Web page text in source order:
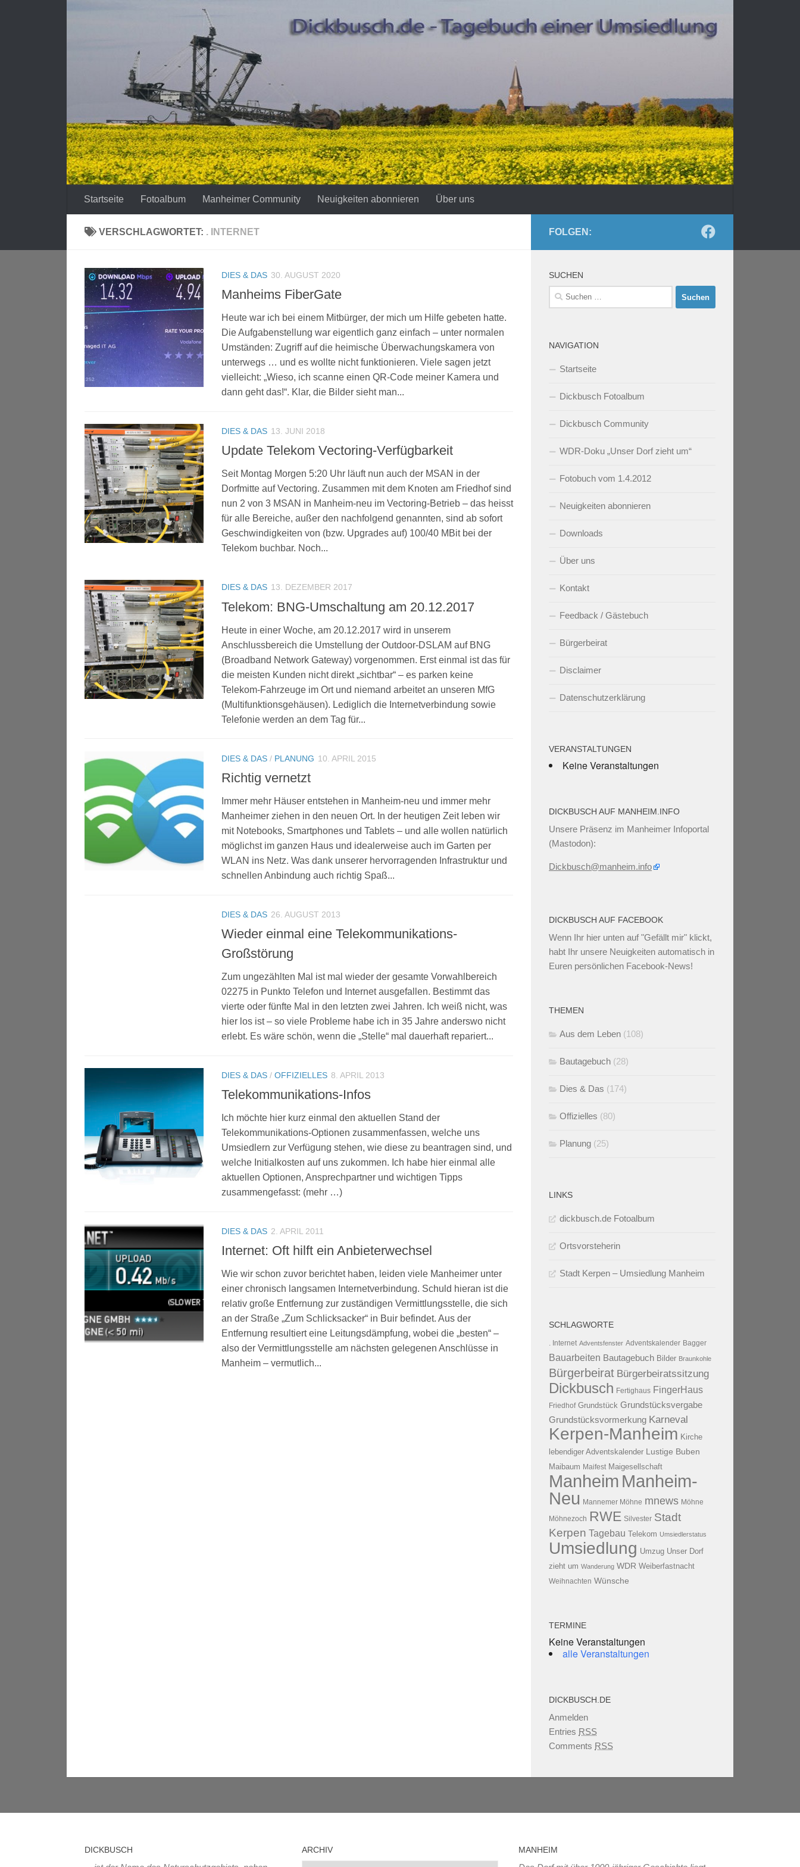
Startseite Fotoalbum Manheimer Community Neuigkeiten abonnieren Über uns
VERSCHLAGWORTET: . INTERNET
DIES & DAS 30. AUGUST 2020
Manheims FiberGate
Heute war ich bei einem Mitbürger, der mich um Hilfe gebeten hatte.
Die Aufgabenstellung war eigentlich ganz einfach – unter normalen
Umständen: Zugriff auf die heimische Überwachungskamera von
unterwegs … und es wollte nicht funktionieren. Viele sagen jetzt
vielleicht: „Wieso, ich scanne einen QR-Code meiner Kamera und
dann geht das!“. Klar, die Bilder sieht man...
DIES & DAS 13. JUNI 2018
Update Telekom Vectoring-Verfügbarkeit
Seit Montag Morgen 5:20 Uhr läuft nun auch der MSAN in der
Dorfmitte auf Vectoring. Zusammen mit dem Knoten am Friedhof sind
nun 2 von 3 MSAN in Manheim-neu im Vectoring-Betrieb – das heisst
für alle Bereiche, außer den nachfolgend genannten, sind ab sofort
Geschwindigkeiten von (bzw. Upgrades auf) 100/40 MBit bei der
Telekom buchbar. Noch...
DIES & DAS 13. DEZEMBER 2017
Telekom: BNG-Umschaltung am 20.12.2017
Heute in einer Woche, am 20.12.2017 wird in unserem
Anschlussbereich die Umstellung der Outdoor-DSLAM auf BNG
(Broadband Network Gateway) vorgenommen. Erst einmal ist das für
die meisten Kunden nicht direkt „sichtbar“ – es parken keine
Telekom-Fahrzeuge im Ort und niemand arbeitet an unseren MfG
(Multifunktionsgehäusen). Lediglich die Internetverbindung sowie
Telefonie werden an dem Tag für...
DIES & DAS / PLANUNG 10. APRIL 2015
Richtig vernetzt
Immer mehr Häuser entstehen in Manheim-neu und immer mehr
Manheimer ziehen in den neuen Ort. In der heutigen Zeit leben wir
mit Notebooks, Smartphones und Tablets – und alle wollen natürlich
möglichst im ganzen Haus und idealerweise auch im Garten per
WLAN ins Netz. Was dank unserer hervorragenden Infrastruktur und
schnellen Anbindung auch richtig Spaß...
DIES & DAS 26. AUGUST 2013
Wieder einmal eine Telekommunikations-
Großstörung
Zum ungezählten Mal ist mal wieder der gesamte Vorwahlbereich
02275 in Punkto Telefon und Internet ausgefallen. Bestimmt das
vierte oder fünfte Mal in den letzten zwei Jahren. Ich weiß nicht, was
hier los ist – so viele Probleme habe ich in 35 Jahre anderswo nicht
erlebt. Es wäre schön, wenn die „Stelle“ mal dauerhaft repariert...
DIES & DAS / OFFIZIELLES 8. APRIL 2013
Telekommunikations-Infos
Ich möchte hier kurz einmal den aktuellen Stand der
Telekommunikations-Optionen zusammenfassen, welche uns
Umsiedlern zur Verfügung stehen, wie diese zu beantragen sind, und
welche Initialkosten auf uns zukommen. Ich habe hier einmal alle
aktuellen Optionen, Ansprechpartner und wichtigen Tipps
zusammengefasst: (mehr …)
DIES & DAS 2. APRIL 2011
Internet: Oft hilft ein Anbieterwechsel
Wie wir schon zuvor berichtet haben, leiden viele Manheimer unter
einer chronisch langsamen Internetverbindung. Schuld hieran ist die
relativ große Entfernung zur zuständigen Vermittlungsstelle, die sich
an der Straße „Zum Schlicksacker“ in Buir befindet. Aus der
Entfernung resultiert eine Leitungsdämpfung, wobei die „besten“ –
also der Vermittlungsstelle am nächsten gelegenen Anschlüsse in
Manheim – vermutlich...
FOLGEN:
SUCHEN
Suchen
nach:
NAVIGATION
Startseite
Dickbusch Fotoalbum
Dickbusch Community
WDR-Doku „Unser Dorf zieht um“
Fotobuch vom 1.4.2012
Neuigkeiten abonnieren
Downloads
Über uns
Kontakt
Feedback / Gästebuch
Bürgerbeirat
Disclaimer
Datenschutzerklärung
VERANSTALTUNGEN
Keine Veranstaltungen
DICKBUSCH AUF MANHEIM.INFO
Unsere Präsenz im Manheimer Infoportal
(Mastodon):
Dickbusch@manheim.info
DICKBUSCH AUF FACEBOOK
Wenn Ihr hier unten auf "Gefällt mir" klickt,
habt Ihr unsere Neuigkeiten automatisch in
Euren persönlichen Facebook-News!
THEMEN
Aus dem Leben (108)
Bautagebuch (28)
Dies & Das (174)
Offizielles (80)
Planung (25)
LINKS
dickbusch.de Fotoalbum
Ortsvorsteherin
Stadt Kerpen – Umsiedlung Manheim
SCHLAGWORTE
. Internet Adventsfenster Adventskalender Bagger
Bauarbeiten Bautagebuch Bilder Braunkohle
Bürgerbeirat Bürgerbeiratssitzung
Dickbusch Fertighaus FingerHaus
Friedhof Grundstück Grundstücksvergabe
Grundstücksvormerkung Karneval
Kerpen-Manheim Kirche
lebendiger Adventskalender Lustige Buben
Maibaum Maifest Maigesellschaft
Manheim Manheim-
Neu Mannemer Möhne mnews Möhne
Möhnezoch RWE Silvester Stadt
Kerpen Tagebau Telekom Umsiedlerstatus
Umsiedlung Umzug Unser Dorf
zieht um Wanderung WDR Weiberfastnacht
Weihnachten Wünsche
TERMINE
Keine Veranstaltungen
alle Veranstaltungen
DICKBUSCH.DE
Anmelden
Entries RSS
Comments RSS
DICKBUSCH ARCHIV MANHEIM